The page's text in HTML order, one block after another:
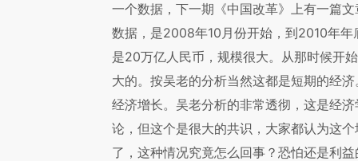
一个数据，下一期《中国改革》上有一篇
数据，是2008年10月份开始，到2010年
是20万亿人民币，规模很大。从那时候开
大的。按吴老的分析当然这都是短期的经
经济增长。吴老分析的非常透彻，这是经
论，但这个是很大的共识，大家都认为这
了，这种情况究竟怎么回事？恐怕还是利